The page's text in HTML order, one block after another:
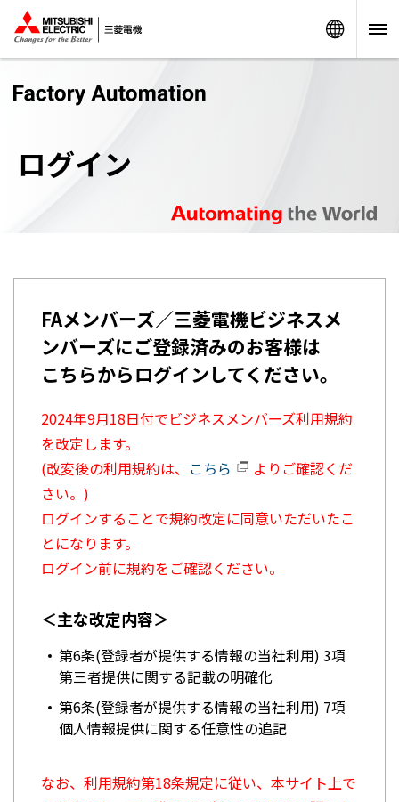
ログイン
FAメンバーズ／三菱電機ビジネスメ
ンバーズにご登録済みのお客様は
こちらからログインしてください。
2024年9月18日付でビジネスメンバーズ利用規約
を改定します。
(改変後の利用規約は、 こちら
よりご確認くだ
さい。)
ログインすることで規約改定に同意いただいたこ
とになります。
ログイン前に規約をご確認ください。
＜主な改定内容＞
第6条(登録者が提供する情報の当社利用) 3項
第三者提供に関する記載の明確化
第6条(登録者が提供する情報の当社利用) 7項
個人情報提供に関する任意性の追記
なお、利用規約第18条規定に従い、本サイト上で